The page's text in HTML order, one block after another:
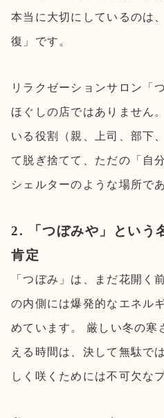
本当に大切にしているのは
復」です。
リラクゼーションサロン「
ほぐしの店ではありません
いる役割（親、上司、部
て脱ぎ捨てて、ただの「自
シェルターのような場所で
2. 「つぼみや」という
肯定
「つぼみ」は、まだ花開く
の内側には爆発的なエネル
めています。 厳しい冬の寒
える時間は、決して無駄で
しく咲くためには不可欠な